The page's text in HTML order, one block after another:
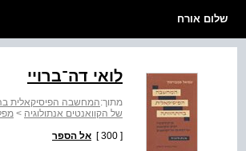
שלום אורח
לואי דה־ברויי
מתוך:המחשבה הפיסיקאלית
של הקוואנטים אנתולוגיה >
[ 300 ]
אל הספר